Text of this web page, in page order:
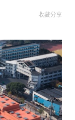
收藏分享